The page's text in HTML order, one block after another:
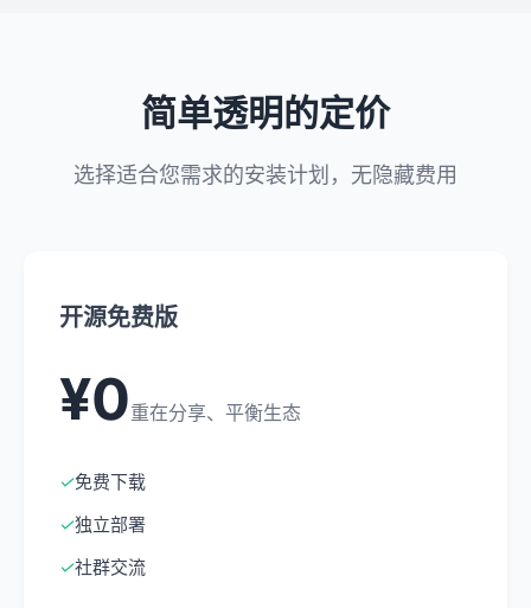
简单透明的定价
选择适合您需求的安装计划，无隐藏费用
开源免费版
¥0重在分享、平衡生态
✓免费下载
✓独立部署
✓社群交流